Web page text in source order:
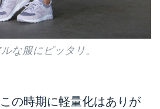
な服にピッタリ。
の時期に軽量化はありが